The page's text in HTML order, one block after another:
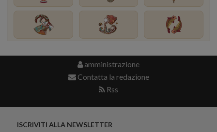
amministrazione
Contatta la redazione
Rss
ISCRIVITI ALLA NEWSLETTER